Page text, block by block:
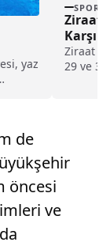
yaz
SPOR
Ziraat
Ziraat
29 ve
de
öncesi
ve